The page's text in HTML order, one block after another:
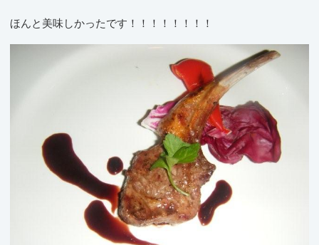
ほんと美味しかったです！！！！！！！！